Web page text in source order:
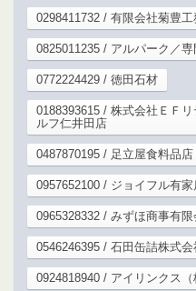
0298411732 / 有限会社菊豊工
0825011235 / アルパーク／
0772224429 / 徳田石材
0188393615 / 株式会社ＥＦ
ルフ仁井田店
0487870195 / 足立屋食料品店
0957652100 / ジョイフル有家
0965328332 / みずほ商事有限
0546246395 / 石田缶詰株式会
0924818940 / アイリンクス（